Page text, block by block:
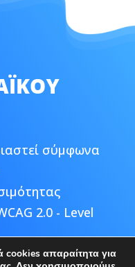
σύμφωνα
2.0 - Level
cookies απαραίτητα για